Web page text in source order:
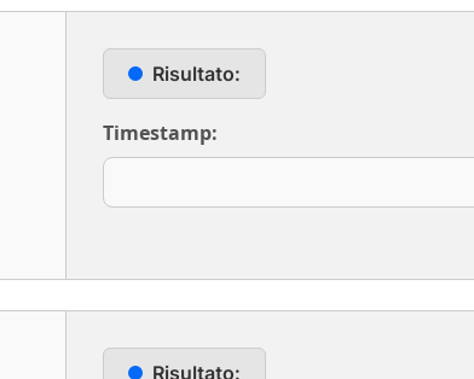
Risultato:
Timestamp:
Risultato: